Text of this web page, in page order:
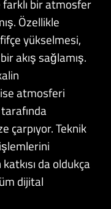
bir atmosfer
Özellikle
yükselmesi,
akış sağlamış.
atmosferi
çarpıyor. Teknik
da oldukça
dijital